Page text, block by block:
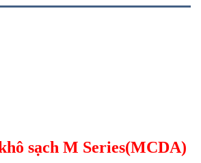
sạch M Series(MCDA)